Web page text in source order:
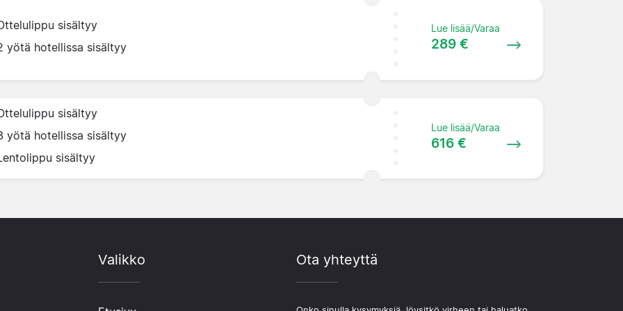
sisältyy
yötä hotellissa sisältyy
Lue lisää/Varaa
289 €
sisältyy
yötä hotellissa sisältyy
sisältyy
Lue lisää/Varaa
616 €
Valikko Ota yhteyttä